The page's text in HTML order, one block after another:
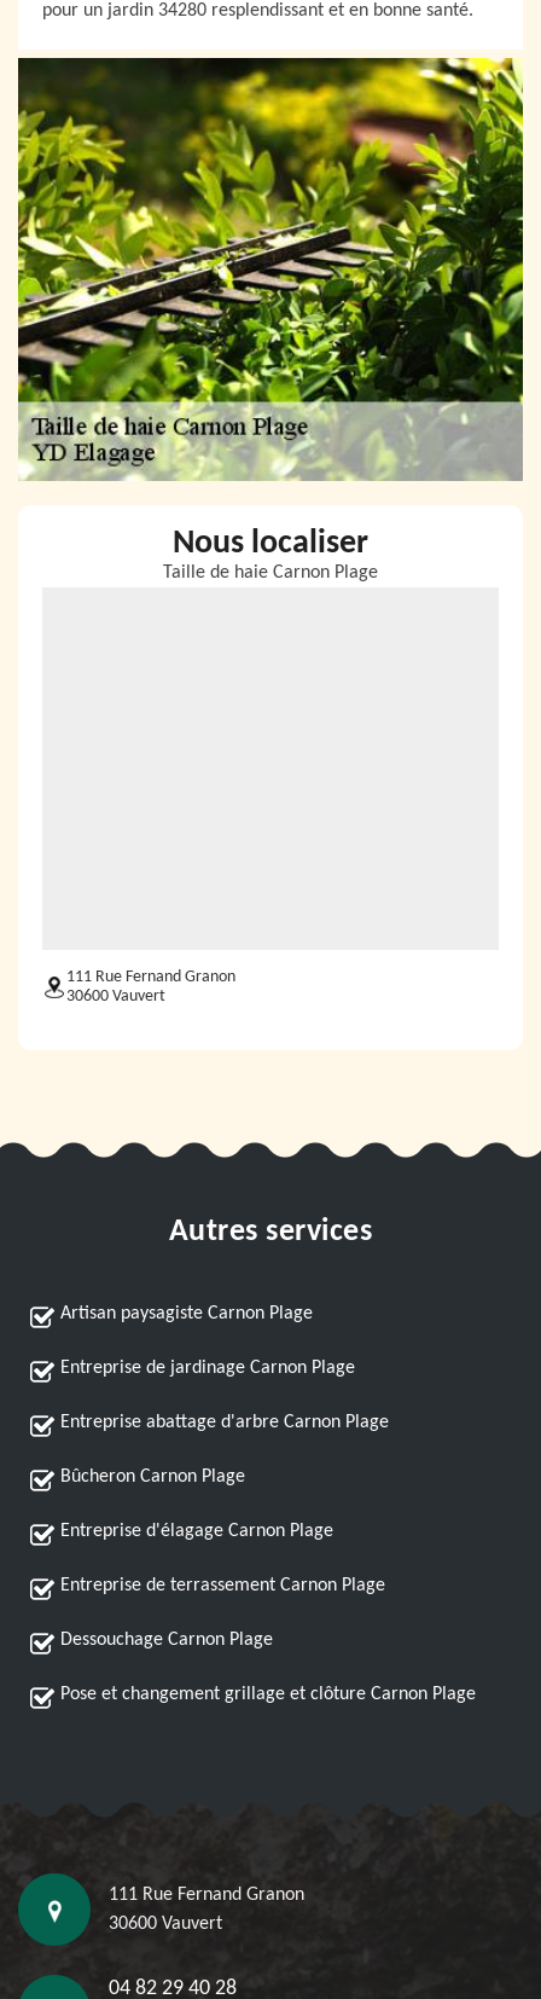
pour un jardin 34280 resplendissant et en bonne santé.
Nous localiser
Taille de haie Carnon Plage
111 Rue Fernand Granon
30600 Vauvert
Autres services
Artisan paysagiste Carnon Plage
Entreprise de jardinage Carnon Plage
Entreprise abattage d'arbre Carnon Plage
Bûcheron Carnon Plage
Entreprise d'élagage Carnon Plage
Entreprise de terrassement Carnon Plage
Dessouchage Carnon Plage
Pose et changement grillage et clôture Carnon Plage
111 Rue Fernand Granon
30600 Vauvert
04 82 29 40 28